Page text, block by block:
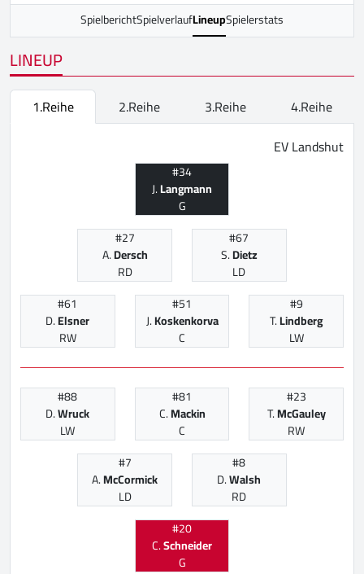
SpielberichtSpielverlaufLineupSpielerstats
LINEUP
1.Reihe 2.Reihe 3.Reihe
4.Reihe
EV Landshut
#34
J.Langmann
G
#27
A.Dersch
RD
#67
S.Dietz
LD
#61
D.Elsner
RW
#51
J.Koskenkorva
C
#9
T.Lindberg
LW
#88
D.Wruck
LW
#81
C.Mackin
C
#23
T.McGauley
RW
#7
A.McCormick
LD
#8
D.Walsh
RD
#20
C.Schneider
G